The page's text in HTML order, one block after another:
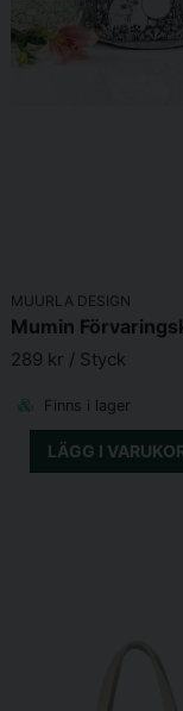
MUURLA DESIGN
289 kr / Styck
Finns i lager
LÄGG I